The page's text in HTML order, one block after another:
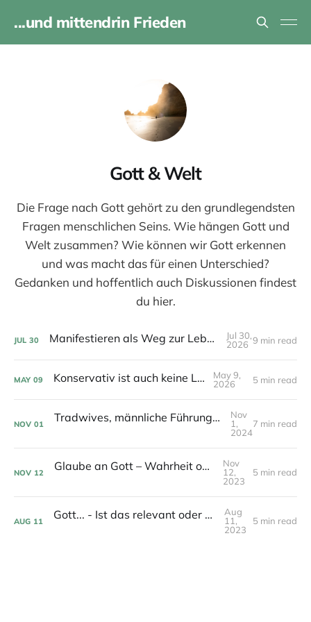
...und mittendrin Frieden
Gott & Welt
Die Frage nach Gott gehört zu den grundlegendsten
Fragen menschlichen Seins. Wie hängen Gott und
Welt zusammen? Wie können wir Gott erkennen
und was macht das für einen Unterschied?
Gedanken und hoffentlich auch Diskussionen findest
du hier.
JUL 30 Manifestieren als Weg zur Lebenserfüllung?
Jul 30,
2026 9 min read
MAY 09 Konservativ ist auch keine Lösung
May 9,
2026
5 min read
NOV 01 Tradwives, männliche Führungsrollen und Co: Ist das christlich? - Ein Blick in die Bibel
Nov
1,
2024
7 min read
NOV 12 Glaube an Gott – Wahrheit oder Ideologie?
Nov
12,
2023
5 min read
AUG 11 Gott... - Ist das relevant oder kann das weg?
Aug
11,
2023
5 min read